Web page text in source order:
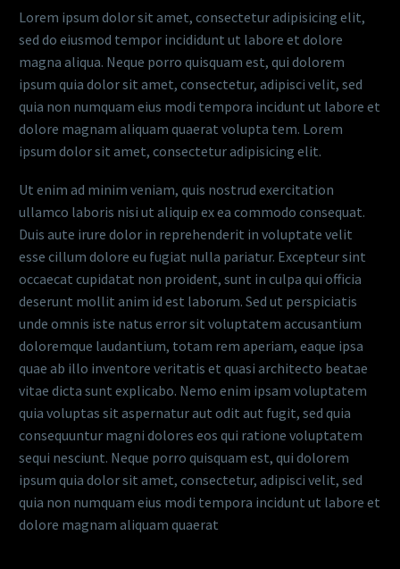
Lorem ipsum dolor sit amet, consectetur adipisicing elit,
sed do eiusmod tempor incididunt ut labore et dolore
magna aliqua. Neque porro quisquam est, qui dolorem
ipsum quia dolor sit amet, consectetur, adipisci velit, sed
quia non numquam eius modi tempora incidunt ut labore et
dolore magnam aliquam quaerat volupta tem. Lorem
ipsum dolor sit amet, consectetur adipisicing elit.
Ut enim ad minim veniam, quis nostrud exercitation
ullamco laboris nisi ut aliquip ex ea commodo consequat.
Duis aute irure dolor in reprehenderit in voluptate velit
esse cillum dolore eu fugiat nulla pariatur. Excepteur sint
occaecat cupidatat non proident, sunt in culpa qui officia
deserunt mollit anim id est laborum. Sed ut perspiciatis
unde omnis iste natus error sit voluptatem accusantium
doloremque laudantium, totam rem aperiam, eaque ipsa
quae ab illo inventore veritatis et quasi architecto beatae
vitae dicta sunt explicabo. Nemo enim ipsam voluptatem
quia voluptas sit aspernatur aut odit aut fugit, sed quia
consequuntur magni dolores eos qui ratione voluptatem
sequi nesciunt. Neque porro quisquam est, qui dolorem
ipsum quia dolor sit amet, consectetur, adipisci velit, sed
quia non numquam eius modi tempora incidunt ut labore et
dolore magnam aliquam quaerat